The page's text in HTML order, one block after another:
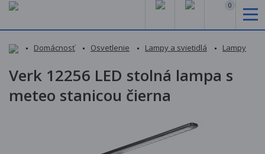
0
Domácnosť Osvetlenie Lampy a svietidlá Lampy
Verk 12256 LED stolná lampa s
meteo stanicou čierna